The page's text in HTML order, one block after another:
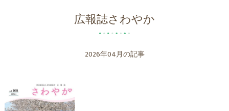
広報誌さわやか
2026年04月の記事